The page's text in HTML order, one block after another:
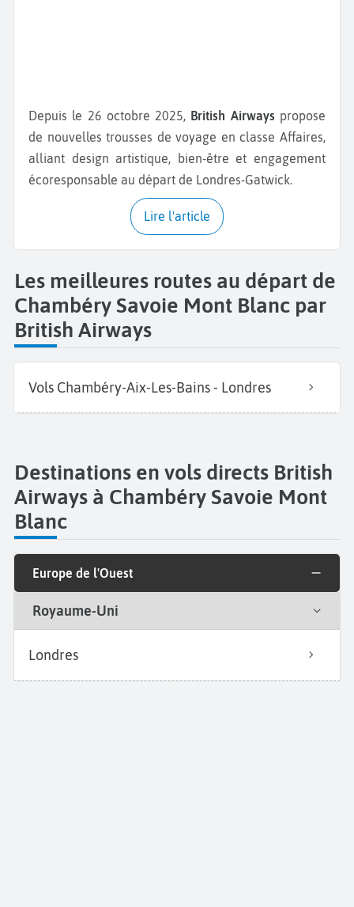
Depuis le 26 octobre 2025, British Airways propose
de nouvelles trousses de voyage en classe Affaires,
alliant design artistique, bien-être et engagement
écoresponsable au départ de Londres-Gatwick.
Lire l'article
Les meilleures routes au départ de
Chambéry Savoie Mont Blanc par
British Airways
Vols Chambéry-Aix-Les-Bains - Londres
Destinations en vols directs British
Airways à Chambéry Savoie Mont
Blanc
Europe de l'Ouest
Royaume-Uni
Londres